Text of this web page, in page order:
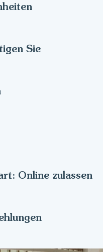
Sie
Online zulassen